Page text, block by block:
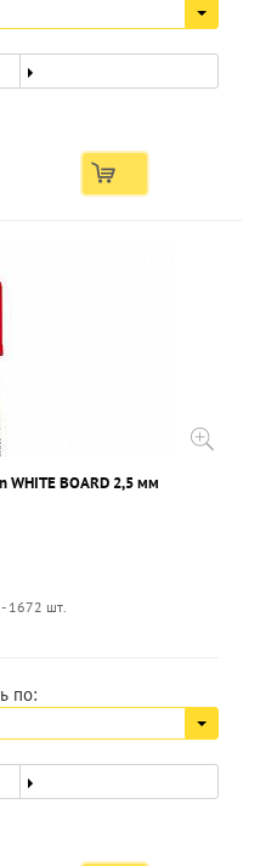
WHITE BOARD 2,5 мм
- 1672 шт.
по: